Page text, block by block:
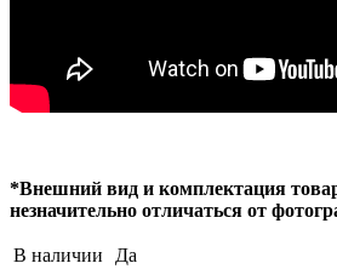
*Внешний вид и комплектация
незначительно отличаться от
В наличии
Да